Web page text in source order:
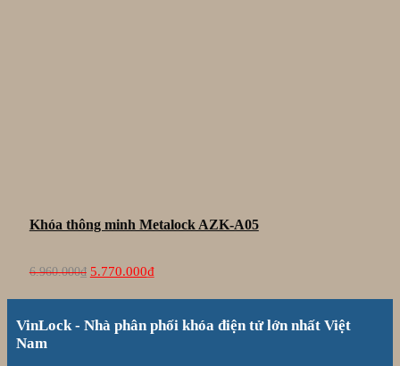
Khóa thông minh Metalock AZK-A05
6.960.000₫
Giá
gốc
5.770.000₫Giá
hiện
5.770.000₫.
VinLock - Nhà phân phối khóa điện tử lớn nhất Việt
Nam